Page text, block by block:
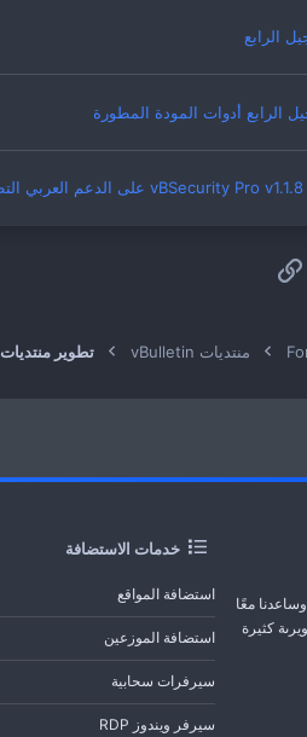
الرابع
الرابع أدوات المودة المطورة
الإلكتروني
الرابط
منتديات vBulletin تطوير منتديات vBulletin 4
معًا
كثيرة
خدمات الاستضافة
استضافة المواقع
استضافة الموزعين
سيرفرات سحابية
سيرفر ويندوز RDP